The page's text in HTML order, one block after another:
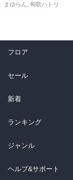
まゆらん, 匈歌ハトリ
フロア
総合
ラノベ
雑誌・グラビア
BL・TL
セール
総合
ラノベ
雑誌・グラビア
BL・TL
新着
総合
ラノベ
雑誌・グラビア
ランキング
総合
ラノベ
ジャンル
コミック
ヘルプ&サポート